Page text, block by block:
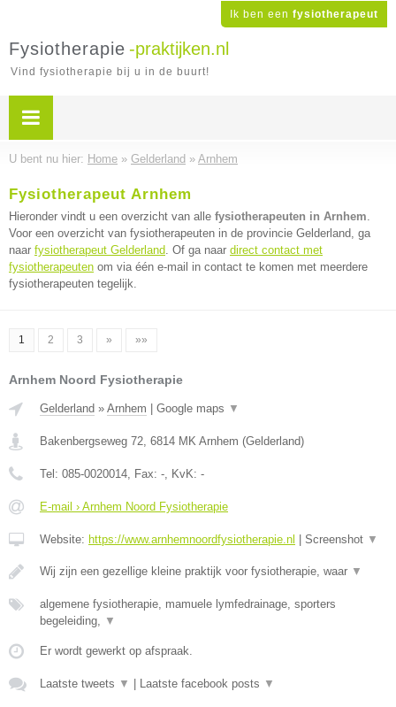
Ik ben een fysiotherapeut
Fysiotherapie -praktijken.nl
Vind fysiotherapie bij u in de buurt!
U bent nu hier: Home » Gelderland » Arnhem
Fysiotherapeut Arnhem
Hieronder vindt u een overzicht van alle fysiotherapeuten in Arnhem.
Voor een overzicht van fysiotherapeuten in de provincie Gelderland, ga
naar fysiotherapeut Gelderland. Of ga naar direct contact met
fysiotherapeuten om via één e-mail in contact te komen met meerdere
fysiotherapeuten tegelijk.
1 2 3 » »»
Arnhem Noord Fysiotherapie
Gelderland » Arnhem Google maps ▼
Bakenbergseweg 72, 6814 MK Arnhem (Gelderland)
Tel: 085-0020014, Fax: -, KvK: -
E-mail › Arnhem Noord Fysiotherapie
Website: https://www.arnhemnoordfysiotherapie.nl Screenshot ▼
Wij zijn een gezellige kleine praktijk voor fysiotherapie, waar ▼
algemene fysiotherapie, mamuele lymfedrainage, sporters
begeleiding, ▼
Er wordt gewerkt op afspraak.
Laatste tweets ▼ Laatste facebook posts ▼